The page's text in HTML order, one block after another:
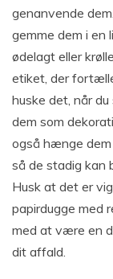
genanvende
gemme dem i en
ødelagt eller
etiket, der
huske det, når
dem som
også hænge dem
så de stadig kan
Husk at det er
papirdugge med
med at være en
dit affald.